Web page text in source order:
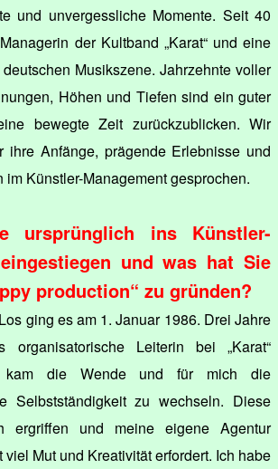
und unvergessliche Momente. Seit 40
der Kultband „Karat“ und eine
Musikszene. Jahrzehnte voller
Höhen und Tiefen sind ein guter
bewegte Zeit zurückzublicken. Wir
ihre Anfänge, prägende Erlebnisse und
im Künstler-Management gesprochen.
ursprünglich ins Künstler-
und was hat Sie
production“ zu gründen?
ging es am 1. Januar 1986. Drei Jahre
Leiterin bei „Karat“
kam die Wende und für mich die
Selbstständigkeit zu wechseln. Diese
ergriffen und meine eigene Agentur
Mut und Kreativität erfordert. Ich habe